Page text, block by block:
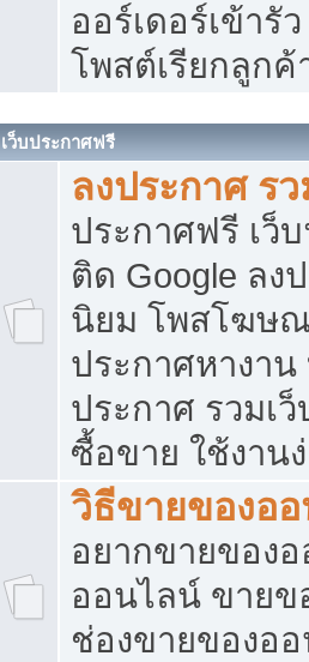
ออร์เดอร์เข้ารั
โพสต์เรียกลูกค้
เว็บประกาศฟรี
ลงประกาศ ร
ประกาศฟรี เว็
ติด Google ลง
นิยม โพสโฆษ
ประกาศหางาน
ประกาศ รวมเ
ซื้อขาย ใช้งาน
วิธีขายของอ
อยากขายของ
ออนไลน์ ขายข
ช่องขายของอ